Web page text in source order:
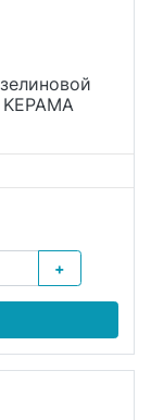
KЕРАМА
+